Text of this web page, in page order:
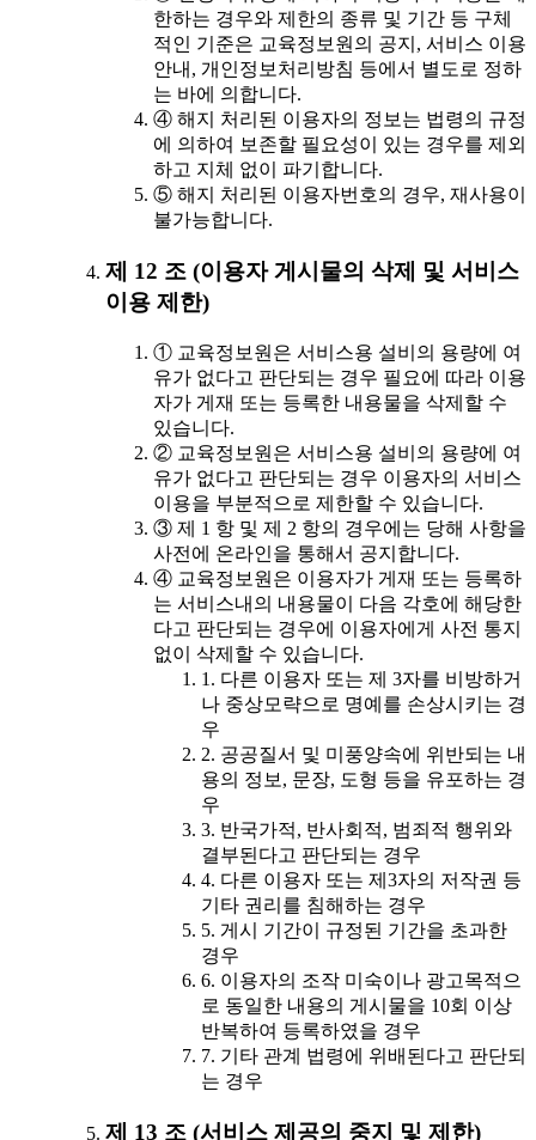
한하는 경우와 제한의 종류 및 기간 등 구체
적인 기준은 교육정보원의 공지, 서비스 이용
안내, 개인정보처리방침 등에서 별도로 정하
는 바에 의합니다.
④ 해지 처리된 이용자의 정보는 법령의 규정
에 의하여 보존할 필요성이 있는 경우를 제외
하고 지체 없이 파기합니다.
⑤ 해지 처리된 이용자번호의 경우, 재사용이
불가능합니다.
제 12 조 (이용자 게시물의 삭제 및 서비스
이용 제한)
① 교육정보원은 서비스용 설비의 용량에 여
유가 없다고 판단되는 경우 필요에 따라 이용
자가 게재 또는 등록한 내용물을 삭제할 수
있습니다.
② 교육정보원은 서비스용 설비의 용량에 여
유가 없다고 판단되는 경우 이용자의 서비스
이용을 부분적으로 제한할 수 있습니다.
③ 제 1 항 및 제 2 항의 경우에는 당해 사항을
사전에 온라인을 통해서 공지합니다.
④ 교육정보원은 이용자가 게재 또는 등록하
는 서비스내의 내용물이 다음 각호에 해당한
다고 판단되는 경우에 이용자에게 사전 통지
없이 삭제할 수 있습니다.
1. 다른 이용자 또는 제 3자를 비방하거
나 중상모략으로 명예를 손상시키는 경
우
2. 공공질서 및 미풍양속에 위반되는 내
용의 정보, 문장, 도형 등을 유포하는 경
우
3. 반국가적, 반사회적, 범죄적 행위와
결부된다고 판단되는 경우
4. 다른 이용자 또는 제3자의 저작권 등
기타 권리를 침해하는 경우
5. 게시 기간이 규정된 기간을 초과한
경우
6. 이용자의 조작 미숙이나 광고목적으
로 동일한 내용의 게시물을 10회 이상
반복하여 등록하였을 경우
7. 기타 관계 법령에 위배된다고 판단되
는 경우
제 13 조 (서비스 제공의 중지 및 제한)